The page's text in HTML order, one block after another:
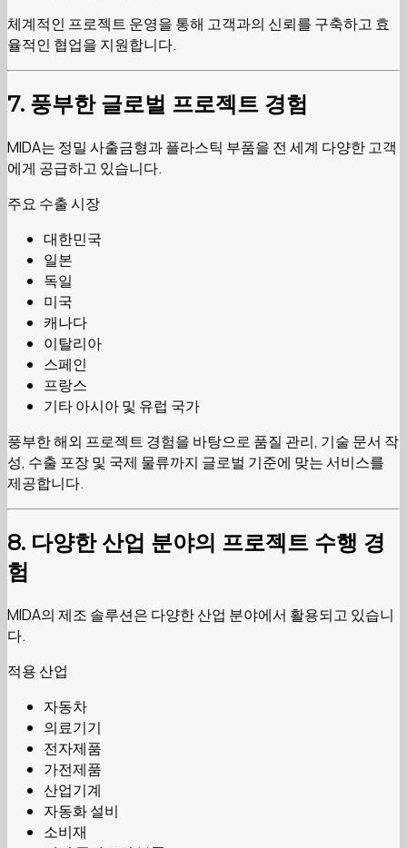
체계적인 프로젝트 운영을 통해 고객과의 신뢰를 구축하고 효
율적인 협업을 지원합니다.
7. 풍부한 글로벌 프로젝트 경험
MIDA는 정밀 사출금형과 플라스틱 부품을 전 세계 다양한 고객
에게 공급하고 있습니다.
주요 수출 시장
대한민국
일본
독일
미국
캐나다
이탈리아
스페인
프랑스
기타 아시아 및 유럽 국가
풍부한 해외 프로젝트 경험을 바탕으로 품질 관리, 기술 문서 작
성, 수출 포장 및 국제 물류까지 글로벌 기준에 맞는 서비스를
제공합니다.
8. 다양한 산업 분야의 프로젝트 수행 경
험
MIDA의 제조 솔루션은 다양한 산업 분야에서 활용되고 있습니
다.
적용 산업
자동차
의료기기
전자제품
가전제품
산업기계
자동화 설비
소비재